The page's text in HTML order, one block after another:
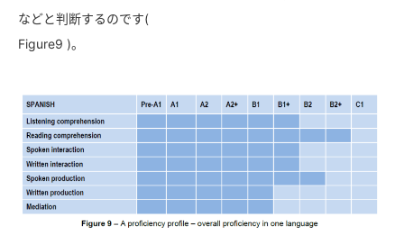
などと判断するのです(
Figure9 )。